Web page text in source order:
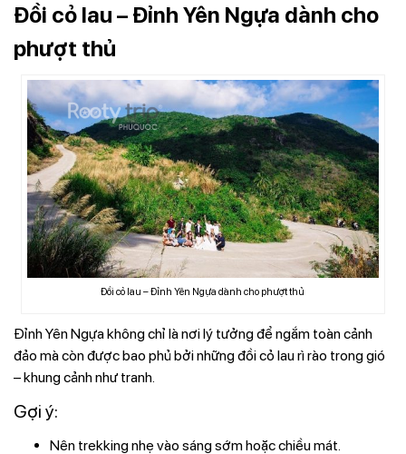
Đồi cỏ lau – Đỉnh Yên Ngựa dành cho
phượt thủ
Đồi cỏ lau – Đỉnh Yên Ngựa dành cho phượt thủ
Đỉnh Yên Ngựa không chỉ là nơi lý tưởng để ngắm toàn cảnh
đảo mà còn được bao phủ bởi những đồi cỏ lau rì rào trong gió
– khung cảnh như tranh.
Gợi ý:
Nên trekking nhẹ vào sáng sớm hoặc chiều mát.